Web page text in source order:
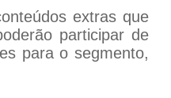
extras que
participar de
para o segmento,